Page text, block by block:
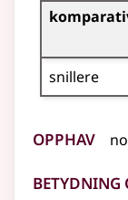
snillere
Opphav